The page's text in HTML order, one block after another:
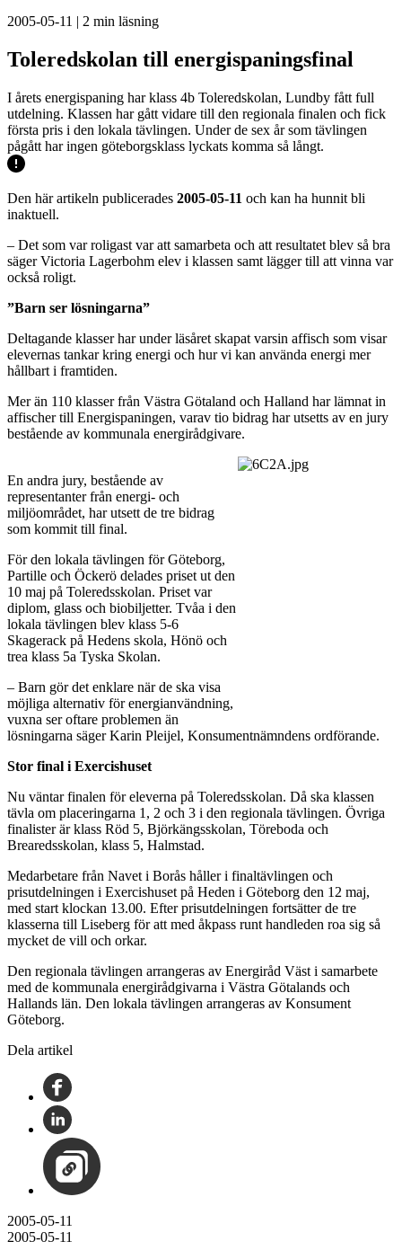
2005-05-11 | 2 min läsning
Toleredskolan till energispaningsfinal
I årets energispaning har klass 4b Toleredskolan, Lundby fått full
utdelning. Klassen har gått vidare till den regionala finalen och fick
första pris i den lokala tävlingen. Under de sex år som tävlingen
pågått har ingen göteborgsklass lyckats komma så långt.
Den här artikeln publicerades 2005-05-11 och kan ha hunnit bli
inaktuell.
– Det som var roligast var att samarbeta och att resultatet blev så bra
säger Victoria Lagerbohm elev i klassen samt lägger till att vinna var
också roligt.
”Barn ser lösningarna”
Deltagande klasser har under läsåret skapat varsin affisch som visar
elevernas tankar kring energi och hur vi kan använda energi mer
hållbart i framtiden.
Mer än 110 klasser från Västra Götaland och Halland har lämnat in
affischer till Energispaningen, varav tio bidrag har utsetts av en jury
bestående av kommunala energirådgivare.
En andra jury, bestående av
representanter från energi- och
miljöområdet, har utsett de tre bidrag
som kommit till final.
För den lokala tävlingen för Göteborg,
Partille och Öckerö delades priset ut den
10 maj på Toleredsskolan. Priset var
diplom, glass och biobiljetter. Tvåa i den
lokala tävlingen blev klass 5-6
Skagerack på Hedens skola, Hönö och
trea klass 5a Tyska Skolan.
– Barn gör det enklare när de ska visa
möjliga alternativ för energianvändning,
vuxna ser oftare problemen än
lösningarna säger Karin Pleijel, Konsumentnämndens ordförande.
Stor final i Exercishuset
Nu väntar finalen för eleverna på Toleredsskolan. Då ska klassen
tävla om placeringarna 1, 2 och 3 i den regionala tävlingen. Övriga
finalister är klass Röd 5, Björkängsskolan, Töreboda och
Brearedsskolan, klass 5, Halmstad.
Medarbetare från Navet i Borås håller i finaltävlingen och
prisutdelningen i Exercishuset på Heden i Göteborg den 12 maj,
med start klockan 13.00. Efter prisutdelningen fortsätter de tre
klasserna till Liseberg för att med åkpass runt handleden roa sig så
mycket de vill och orkar.
Den regionala tävlingen arrangeras av Energiråd Väst i samarbete
med de kommunala energirådgivarna i Västra Götalands och
Hallands län. Den lokala tävlingen arrangeras av Konsument
Göteborg.
Dela artikel
2005-05-11
2005-05-11